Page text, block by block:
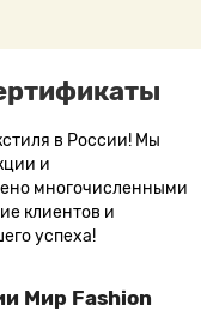
в России! Мы
и
многочисленными
клиентов и
успеха!
Мир Fashion